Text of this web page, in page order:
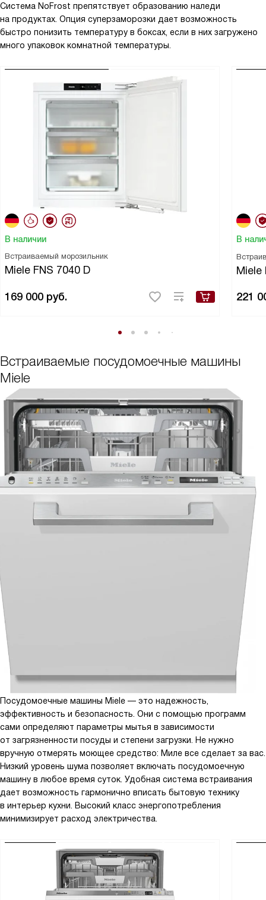
Система NoFrost препятствует образованию наледи
на продуктах. Опция суперзаморозки дает возможность
быстро понизить температуру в боксах, если в них загружено
много упаковок комнатной температуры.
В наличии
Встраиваемый морозильник
Miele FNS 7040 D
169 000 руб.
В
Miele
221
Встраиваемые посудомоечные машины
Miele
Посудомоечные машины Miele — это надежность,
эффективность и безопасность. Они с помощью программ
сами определяют параметры мытья в зависимости
от загрязненности посуды и степени загрузки. Не нужно
вручную отмерять моющее средство: Миле все сделает за вас.
Низкий уровень шума позволяет включать посудомоечную
машину в любое время суток. Удобная система встраивания
дает возможность гармонично вписать бытовую технику
в интерьер кухни. Высокий класс энергопотребления
минимизирует расход электричества.